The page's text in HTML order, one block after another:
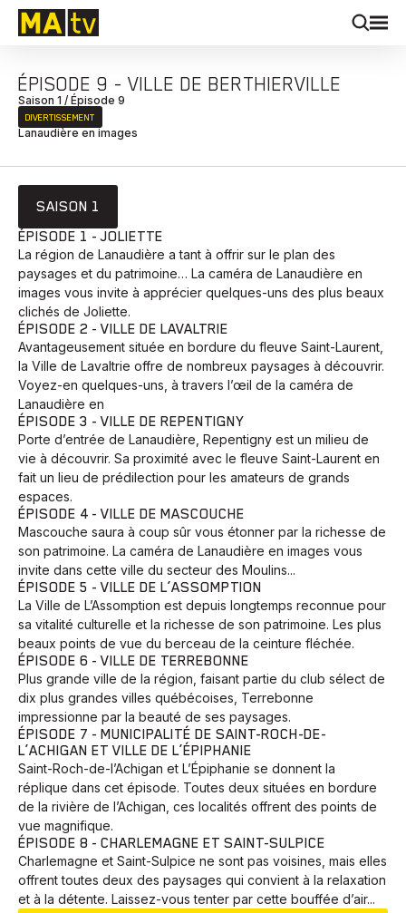
ÉPISODE 9 - VILLE DE BERTHIERVILLE
Saison 1 / Épisode 9
DIVERTISSEMENT
Lanaudière en images
SAISON 1
ÉPISODE 1 - JOLIETTE
La région de Lanaudière a tant à offrir sur le plan des
paysages et du patrimoine… La caméra de Lanaudière en
images vous invite à apprécier quelques-uns des plus beaux
clichés de Joliette.
ÉPISODE 2 - VILLE DE LAVALTRIE
Avantageusement située en bordure du fleuve Saint-Laurent,
la Ville de Lavaltrie offre de nombreux paysages à découvrir.
Voyez-en quelques-uns, à travers l’œil de la caméra de
Lanaudière en
ÉPISODE 3 - VILLE DE REPENTIGNY
Porte d’entrée de Lanaudière, Repentigny est un milieu de
vie à découvrir. Sa proximité avec le fleuve Saint-Laurent en
fait un lieu de prédilection pour les amateurs de grands
espaces.
ÉPISODE 4 - VILLE DE MASCOUCHE
Mascouche saura à coup sûr vous étonner par la richesse de
son patrimoine. La caméra de Lanaudière en images vous
invite dans cette ville du secteur des Moulins...
ÉPISODE 5 - VILLE DE L’ASSOMPTION
La Ville de L’Assomption est depuis longtemps reconnue pour
sa vitalité culturelle et la richesse de son patrimoine. Les plus
beaux points de vue du berceau de la ceinture fléchée.
ÉPISODE 6 - VILLE DE TERREBONNE
Plus grande ville de la région, faisant partie du club sélect de
dix plus grandes villes québécoises, Terrebonne
impressionne par la beauté de ses paysages.
ÉPISODE 7 - MUNICIPALITÉ DE SAINT-ROCH-DE-
L’ACHIGAN ET VILLE DE L’ÉPIPHANIE
Saint-Roch-de-l’Achigan et L’Épiphanie se donnent la
réplique dans cet épisode. Toutes deux situées en bordure
de la rivière de l’Achigan, ces localités offrent des points de
vue magnifique.
ÉPISODE 8 - CHARLEMAGNE ET SAINT-SULPICE
Charlemagne et Saint-Sulpice ne sont pas voisines, mais elles
offrent toutes deux des paysages qui convient à la relaxation
et à la détente. Laissez-vous tenter par cette bouffée d’air...